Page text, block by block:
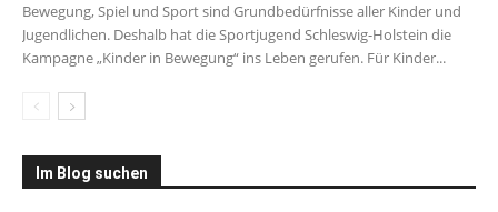
Bewegung, Spiel und Sport sind Grundbedürfnisse aller Kinder und
Jugendlichen. Deshalb hat die Sportjugend Schleswig-Holstein die
Kampagne „Kinder in Bewegung“ ins Leben gerufen. Für Kinder...
Im Blog suchen